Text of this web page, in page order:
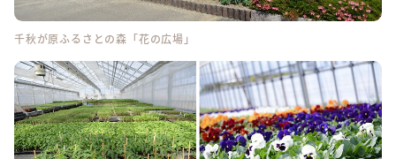
千秋が原ふるさとの森「花の広場」